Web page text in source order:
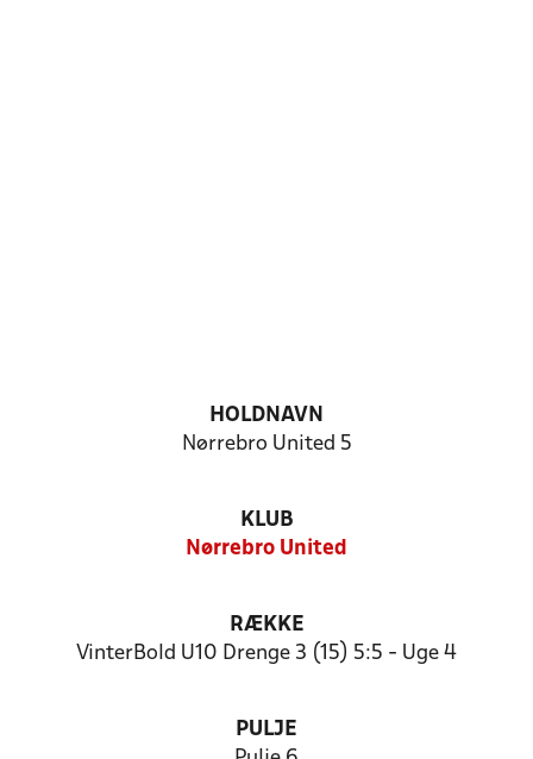
HOLDNAVN
Nørrebro United 5
KLUB
Nørrebro United
RÆKKE
VinterBold U10 Drenge 3 (15) 5:5 - Uge 4
PULJE